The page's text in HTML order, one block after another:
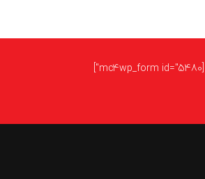
[mc4wp_form id="5480"]